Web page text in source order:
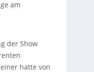
am
der Show
hatte von